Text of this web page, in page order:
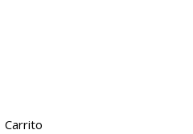
Carrito